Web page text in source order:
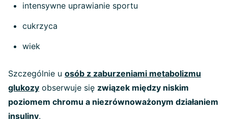
intensywne uprawianie sportu
cukrzyca
wiek
Szczególnie u osób z zaburzeniami metabolizmu
glukozy obserwuje się związek między niskim
poziomem chromu a niezrównoważonym działaniem
insuliny.